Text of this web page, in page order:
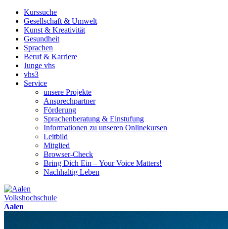
Kurssuche
Gesellschaft & Umwelt
Kunst & Kreativität
Gesundheit
Sprachen
Beruf & Karriere
Junge vhs
vhs3
Service
unsere Projekte
Ansprechpartner
Förderung
Sprachenberatung & Einstufung
Informationen zu unseren Onlinekursen
Leitbild
Mitglied
Browser-Check
Bring Dich Ein – Your Voice Matters!
Nachhaltig Leben
Volkshochschule
Aalen